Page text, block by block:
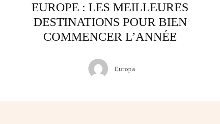
EUROPE : LES MEILLEURES
DESTINATIONS POUR BIEN
COMMENCER L’ANNÉE
Europa